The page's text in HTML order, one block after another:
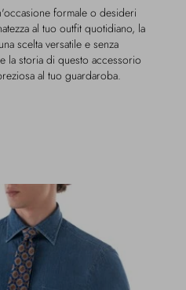
formale o desideri
al tuo outfit quotidiano, la
scelta versatile e senza
la storia di questo accessorio
al tuo guardaroba.